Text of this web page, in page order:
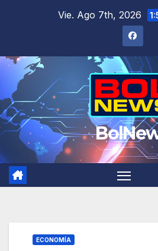
Vie. Ago 7th, 2026
ECONOMÍA